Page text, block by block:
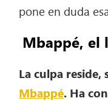
pone en duda
Mbappé, el
La culpa reside,
Mbappé. Ha